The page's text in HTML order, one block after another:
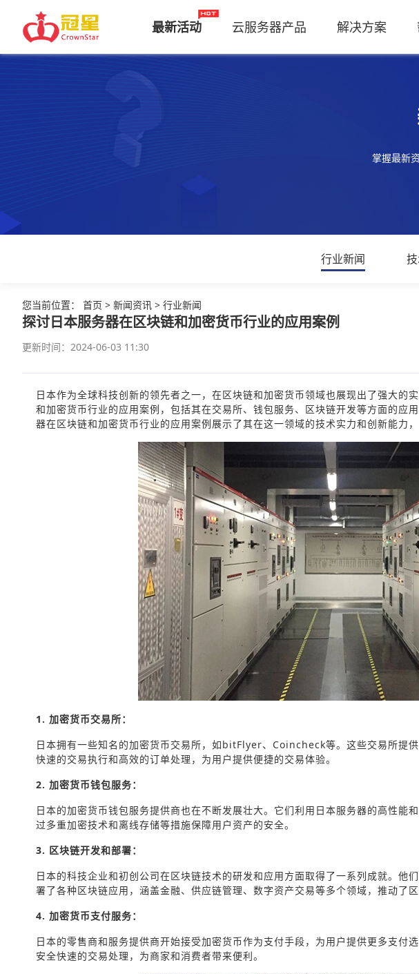
最新活动 云服务器产品 解决方案
掌握最新
行业新闻
您当前位置： 首页 > 新闻资讯 > 行业新闻
探讨日本服务器在区块链和加密货币行业的应用案例
更新时间：2024-06-03 11:30
日本作为全球科技创新的领先者之一，在区块链和加密货币领域也展现出了强大的
和加密货币行业的应用案例，包括其在交易所、钱包服务、区块链开发等方面的应
器在区块链和加密货币行业的应用案例展示了其在这一领域的技术实力和创新能力，
1. 加密货币交易所：
日本拥有一些知名的加密货币交易所，如bitFlyer、Coincheck等。这些交易所提
快速的交易执行和高效的订单处理，为用户提供便捷的交易体验。
2. 加密货币钱包服务：
日本的加密货币钱包服务提供商也在不断发展壮大。它们利用日本服务器的高性能
过多重加密技术和离线存储等措施保障用户资产的安全。
3. 区块链开发和部署：
日本的科技企业和初创公司在区块链技术的研发和应用方面取得了一系列成就。他
署了各种区块链应用，涵盖金融、供应链管理、数字资产交易等多个领域，推动了
4. 加密货币支付服务：
日本的零售商和服务提供商开始接受加密货币作为支付手段，为用户提供更多支付
安全快速的交易处理，为商家和消费者带来便利。